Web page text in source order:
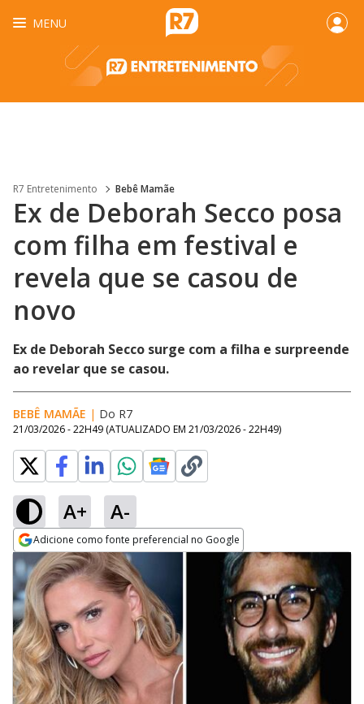
MENU
R7 Entretenimento Bebê Mamãe
Ex de Deborah Secco posa
com filha em festival e
revela que se casou de
novo
Ex de Deborah Secco surge com a filha e surpreende
ao revelar que se casou.
BEBÊ MAMÃE | Do R7
21/03/2026 - 22H49 (ATUALIZADO EM 21/03/2026 - 22H49)
A+ A-
Adicione como fonte preferencial no Google
Opens in new window